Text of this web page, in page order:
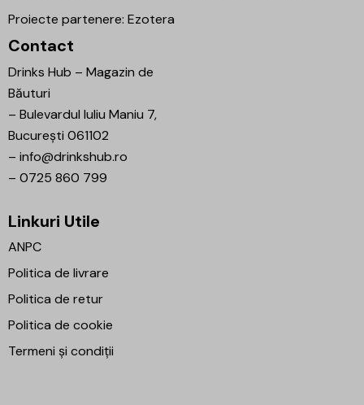
Proiecte partenere: Ezotera
Contact
Drinks Hub – Magazin de
Băuturi
– Bulevardul Iuliu Maniu 7,
București 061102
– info@drinkshub.ro
– 0725 860 799
Linkuri Utile
ANPC
Politica de livrare
Politica de retur
Politica de cookie
Termeni și condiții